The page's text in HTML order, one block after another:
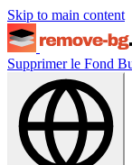
Skip to main content
Supprimer le Fond